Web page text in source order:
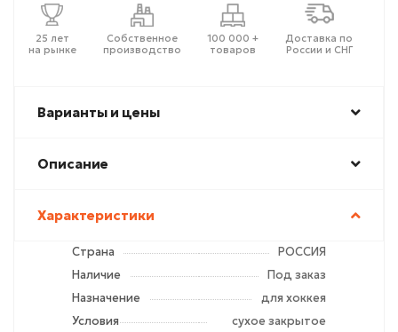
25 лет
на рынке
Собственное
производство
100 000 +
товаров
Доставка по
России и СНГ
Варианты и цены
Описание
Характеристики
Страна
РОССИЯ
Наличие
Под заказ
Назначение
для хоккея
Условия
сухое закрытое